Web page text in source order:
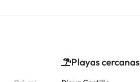
Playas cercanas